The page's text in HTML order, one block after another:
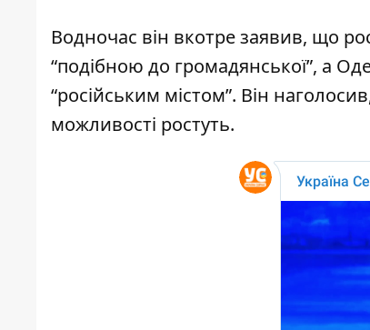
Водночас він вкотре заявив, що
“подібною до громадянської”, а
“російським містом”. Він
можливості ростуть.